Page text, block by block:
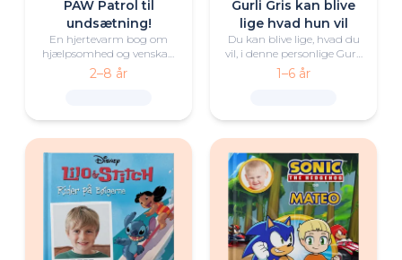
PAW Patrol til
undsætning!
En hjertevarm bog om
hjælpsomhed og venskab
med din helt og PAW
Patrol i hovedrollen.
2–8 år
Gurli Gris kan blive
lige hvad hun vil
Du kan blive lige, hvad du
vil, i denne personlige Gurli
Gris-bog fyldt med sjov og
leg!
1–6 år